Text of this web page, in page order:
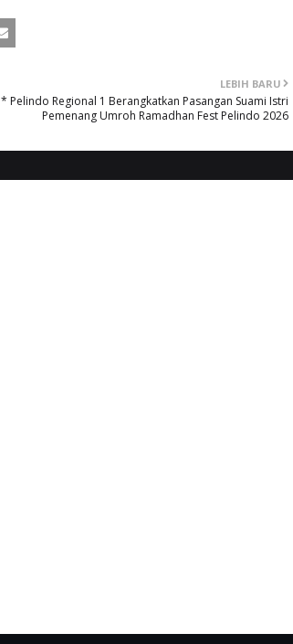
LEBIH BARU
* Pelindo Regional 1 Berangkatkan Pasangan Suami Istri
Pemenang Umroh Ramadhan Fest Pelindo 2026